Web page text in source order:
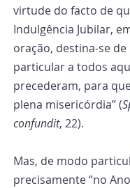
virtude do facto de
Indulgência Jubilar,
oração, destina-se
particular a todos
precederam, para
plena misericórdia” (
confundit, 22).
Mas, de modo
precisamente “no